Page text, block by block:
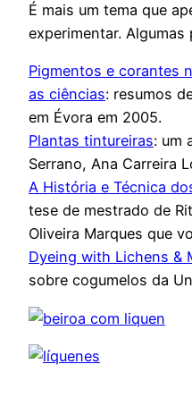
É mais um tema que
experimentar.
Pigmentos e corantes
as ciências: resumos
em Évora em 2005.
Plantas tintureiras: um
Serrano, Ana Carreira
A História e Técnica
tese de mestrado de
Oliveira Marques que
Dyeing with Lichens &
sobre cogumelos da